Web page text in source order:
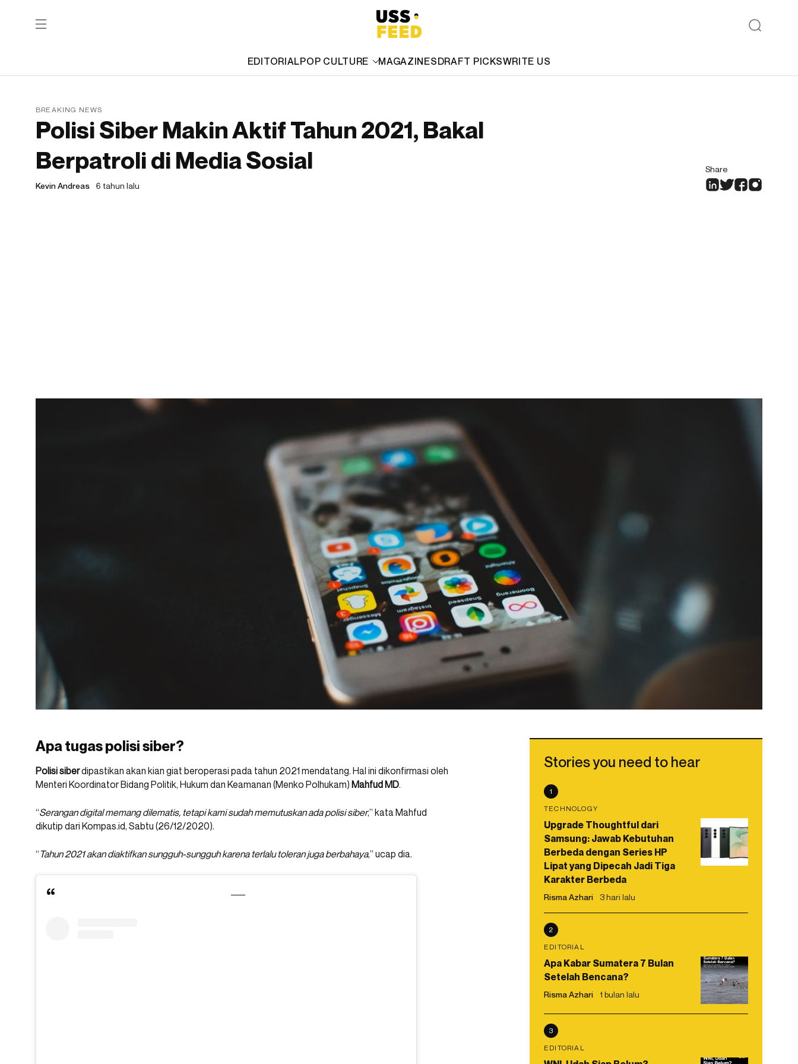
EDITORIALPOP CULTURE MAGAZINESDRAFT PICKSWRITE US
BREAKING NEWS
Polisi Siber Makin Aktif Tahun 2021, Bakal
Berpatroli di Media Sosial
Kevin Andreas 6 tahun lalu
Share
Apa tugas polisi siber?
Polisi siberdipastikan akan kian giat beroperasi pada tahun 2021 mendatang. Hal ini dikonfirmasi oleh
Menteri Koordinator Bidang Politik, Hukum dan Keamanan (Menko Polhukam) Mahfud MD.
“Serangan digital memang dilematis, tetapi kami sudah memutuskan ada polisi siber,” kata Mahfud
dikutip dari Kompas.id, Sabtu (26/12/2020).
“ Tahun 2021 akan diaktifkan sungguh-sungguh karena terlalu toleran juga berbahaya,” ucap dia.
Stories you need to hear
1
TECHNOLOGY
Upgrade Thoughtful dari
Samsung: Jawab Kebutuhan
Berbeda dengan Series HP
Lipat yang Dipecah Jadi Tiga
Karakter Berbeda
Risma Azhari 3 hari lalu
2
EDITORIAL
Apa Kabar Sumatera 7 Bulan
Setelah Bencana?
Risma Azhari 1 bulan lalu
3
EDITORIAL